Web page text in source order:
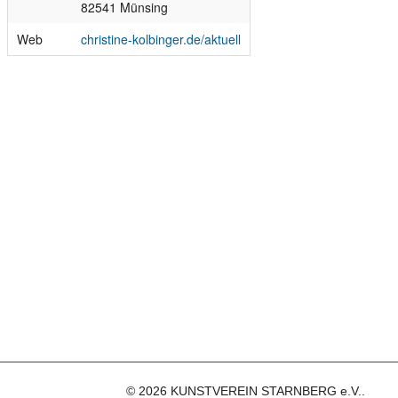
82541 Münsing
Web
christine-kolbinger.de/aktuell
© 2026 KUNSTVEREIN STARNBERG e.V..